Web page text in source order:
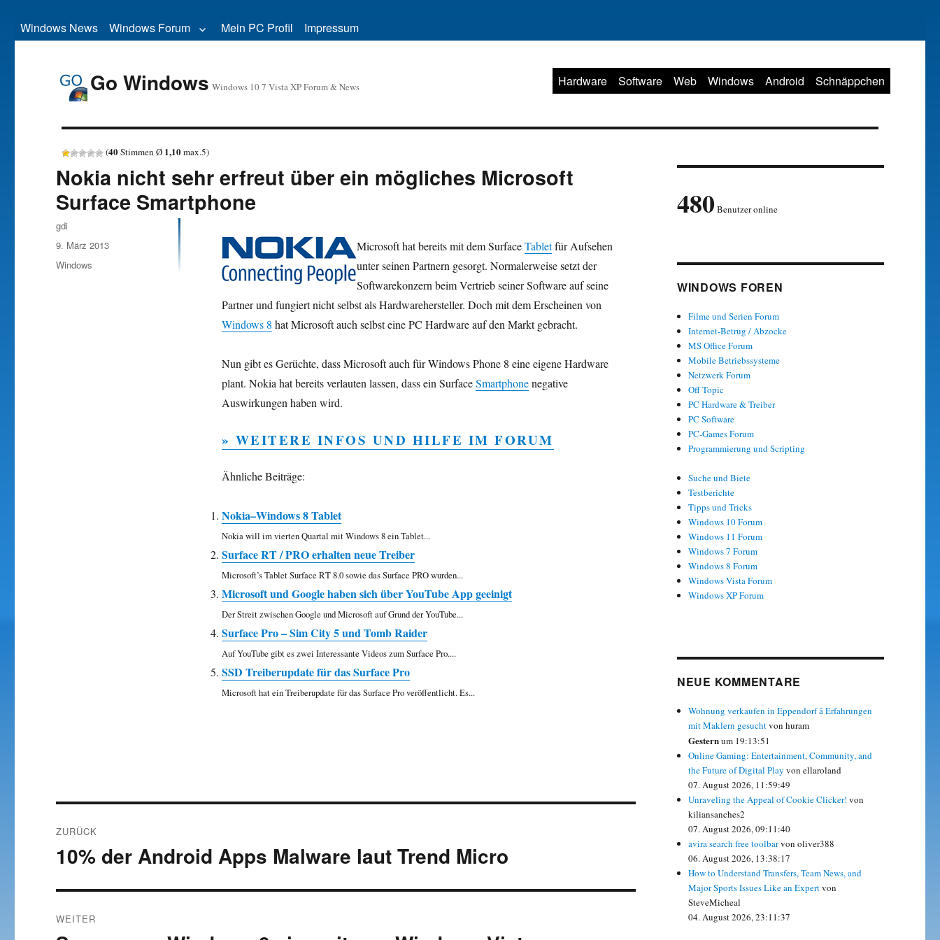
Windows News Windows Forum Mein PC Profil Impressum
Go Windows Windows 10 7 Vista XP Forum & News Hardware Software Web Windows Android Schnäppchen
(40Stimmen Ø 1,10max.5)
Nokia nicht sehr erfreut über ein mögliches Microsoft
Surface Smartphone
Microsoft hat bereits mit dem SurfaceTabletfür Aufsehen
unter seinen Partnern gesorgt. Normalerweise setzt der
Softwarekonzern beim Vertrieb seiner Software auf seine
Partner und fungiert nicht selbst als Hardwarehersteller. Doch mit dem Erscheinen von
Windows 8 hat Microsoft auch selbst eine PC Hardware auf den Markt gebracht.
Nun gibt es Gerüchte, dass Microsoft auch für Windows Phone 8 eine eigene Hardware
plant. Nokia hat bereits verlauten lassen, dass ein SurfaceSmartphonenegative
Auswirkungen haben wird.
» WEITERE INFOS UND HILFE IM FORUM
Ähnliche Beiträge:
Nokia–Windows 8 Tablet
Nokia will im vierten Quartal mit Windows 8 ein Tablet...
Surface RT / PRO erhalten neue Treiber
Microsoft’s Tablet Surface RT 8.0 sowie das Surface PRO wurden...
Microsoft und Google haben sich über YouTube App geeinigt
Der Streit zwischen Google und Microsoft auf Grund der YouTube...
Surface Pro – Sim City 5 und Tomb Raider
Auf YouTube gibt es zwei Interessante Videos zum Surface Pro....
SSD Treiberupdate für das Surface Pro
Microsoft hat ein Treiberupdate für das Surface Pro veröffentlicht. Es...
Autor
gdi
Veröffentlicht
am
9. März 2013
Kategorien
Windows
ZURÜCK
Vorheriger
10% der Android Apps Malware laut Trend Micro
WEITER
480 Benutzer online
WINDOWS FOREN
Filme und Serien Forum
Internet-Betrug / Abzocke
MS Office Forum
Mobile Betriebssysteme
Netzwerk Forum
Off Topic
PC Hardware & Treiber
PC Software
PC-Games Forum
Programmierung und Scripting
Suche und Biete
Testberichte
Tipps und Tricks
Windows 10 Forum
Windows 11 Forum
Windows 7 Forum
Windows 8 Forum
Windows Vista Forum
Windows XP Forum
NEUE KOMMENTARE
Wohnung verkaufen in Eppendorf â Erfahrungen
mit Maklern gesuchtvon huram
Gesternum 19:13:51
Online Gaming: Entertainment, Community, and
the Future of Digital Play von ellaroland
07. August 2026, 11:59:49
Unraveling the Appeal of Cookie Clicker! von
kiliansanches2
07. August 2026, 09:11:40
avira search free toolbarvon oliver388
06. August 2026, 13:38:17
How to Understand Transfers, Team News, and
Major Sports Issues Like an Expertvon
SteveMicheal
04. August 2026, 23:11:37